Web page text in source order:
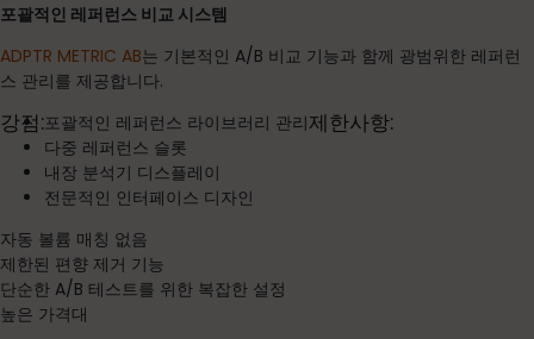
포괄적인 레퍼런스 비교 시스템
ADPTR METRIC AB는 기본적인 A/B 비교 기능과 함께 광범위한 레퍼런
스 관리를 제공합니다.
강점:포괄적인 레퍼런스 라이브러리 관리
다중 레퍼런스 슬롯
내장 분석기 디스플레이
전문적인 인터페이스 디자인
제한사항:
자동 볼륨 매칭 없음
제한된 편향 제거 기능
단순한 A/B 테스트를 위한 복잡한 설정
높은 가격대